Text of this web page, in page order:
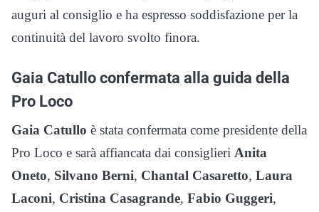
auguri al consiglio e ha espresso soddisfazione per la
continuità del lavoro svolto finora.
Gaia Catullo confermata alla guida della
Pro Loco
Gaia Catullo è stata confermata come presidente della
Pro Loco e sarà affiancata dai consiglieri Anita
Oneto, Silvano Berni, Chantal Casaretto, Laura
Laconi, Cristina Casagrande, Fabio Guggeri,